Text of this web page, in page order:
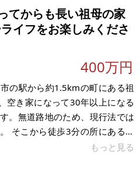
ーパー、コンビニも車で5～10
てからも長い祖母の家
イフをお楽しみくださ
400万円
の駅から約1.5kmの町にある祖
空き家になって30年以上になる
。無道路地のため、現行法では
りに出すことにしました。海ま
もっと見る